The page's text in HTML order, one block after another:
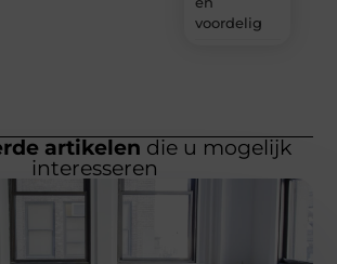
voordelig
artikelen die u mogelijk
interesseren